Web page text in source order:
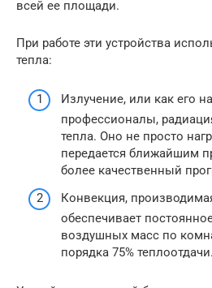
всей ее площади.
При работе эти устройства
тепла:
Излучение, или как его
профессионалы,
тепла. Оно не просто
передается ближайшим
более качественный
Конвекция,
обеспечивает
воздушных масс по
порядка 75% теплоотдачи.